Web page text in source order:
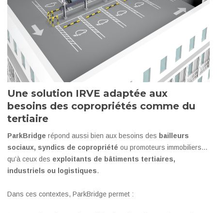
Une solution IRVE adaptée aux
besoins des copropriétés comme du
tertiaire
ParkBridge répond aussi bien aux besoins des bailleurs
sociaux, syndics de copropriété ou promoteurs immobiliers…
qu’à ceux des exploitants de bâtiments tertiaires,
industriels ou logistiques.
Dans ces contextes, ParkBridge permet :